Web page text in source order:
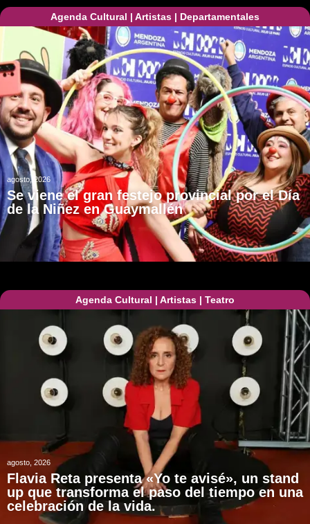
Agenda Cultural | Artistas | Departamentales
agosto, 2026
Se viene el gran festejo provincial por el Día
de la Niñez en Guaymallén
Agenda Cultural | Artistas | Teatro
agosto, 2026
Flavia Reta presenta «Yo te avisé», un stand
up que transforma el paso del tiempo en una
celebración de la vida.